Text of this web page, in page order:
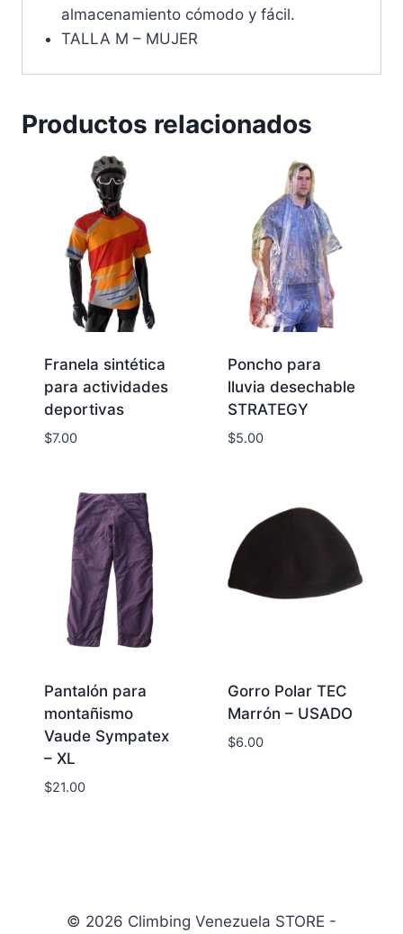
almacenamiento cómodo y fácil.
TALLA M – MUJER
Productos relacionados
Franela sintética
para actividades
deportivas
$7.00
Poncho para
lluvia desechable
STRATEGY
$5.00
Pantalón para
montañismo
Vaude Sympatex
– XL
$21.00
Gorro Polar TEC
Marrón – USADO
$6.00
© 2026 Climbing Venezuela STORE -